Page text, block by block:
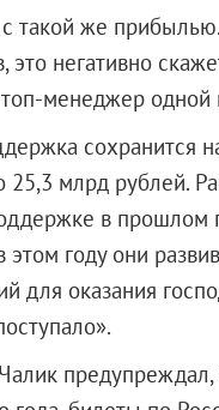
такой же
это негативно
топ-менеджер одной
сохранится
25,3 млрд рублей.
в прошлом
году они
для оказания
предупреждал,